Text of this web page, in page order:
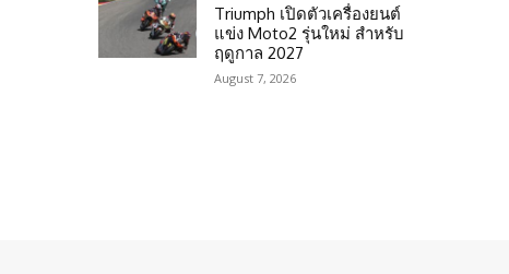
Triumph เปิดตัวเครื่องยนต์
แข่ง Moto2 รุ่นใหม่ สำหรับ
ฤดูกาล 2027
August 7, 2026